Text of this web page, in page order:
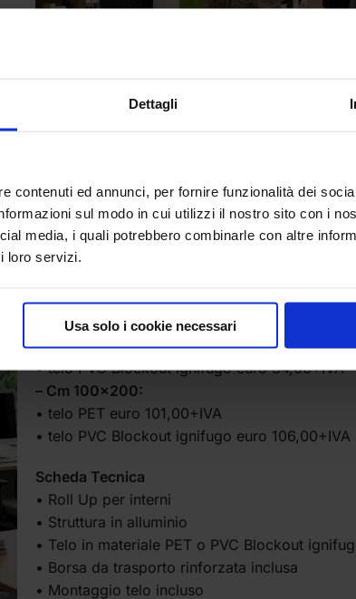
Dettagli
contenuti ed annunci, per fornire funzionalità dei
sul modo in cui utilizzi il nostro sito con i
media, i quali potrebbero combinarle con altre
loro servizi.
Usa solo i cookie necessari
• Roll Up Lux Spitfire
Il nostro classico Roll Up Lux Spitfire è ora
base autoportante di grande effetto estetico.
– Cm 85×200:
• telo PET euro 79,00+IVA
• telo PVC Blockout ignifugo euro 84,00+IVA
– Cm 100×200:
• telo PET euro 101,00+IVA
• telo PVC Blockout ignifugo euro 106,00+IVA
Scheda Tecnica
• Roll Up per interni
• Struttura in alluminio
• Telo in materiale PET o PVC Blockout
• Borsa da trasporto rinforzata inclusa
• Montaggio telo incluso